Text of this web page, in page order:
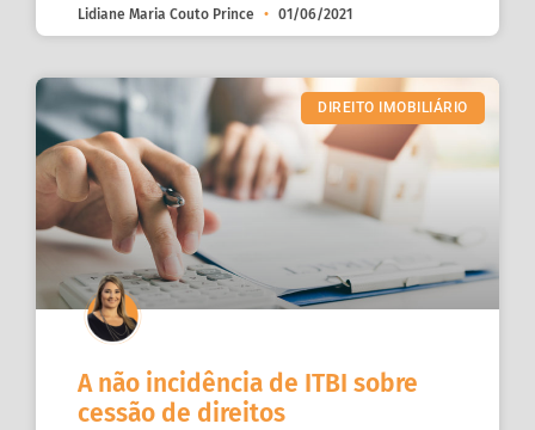
Lidiane Maria Couto Prince 01/06/2021
DIREITO IMOBILIÁRIO
A não incidência de ITBI sobre
cessão de direitos